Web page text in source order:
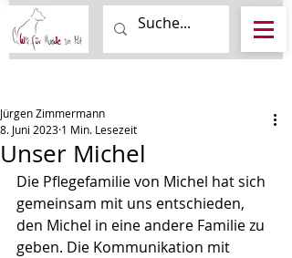
Unser Michel
Jürgen Zimmermann
8. Juni 2023 1 Min. Lesezeit
Die Pflegefamilie von Michel hat sich
gemeinsam mit uns entschieden,
den Michel in eine andere Familie zu
geben. Die Kommunikation mit